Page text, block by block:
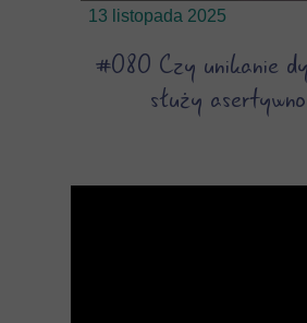
13 listopada 2025
#080 Czy unikanie
służy